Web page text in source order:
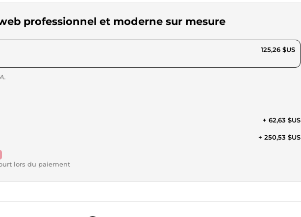
professionnel et moderne sur mesure
125,26 $US
+ 62,63 $US
+ 250,53 $US
lors du paiement